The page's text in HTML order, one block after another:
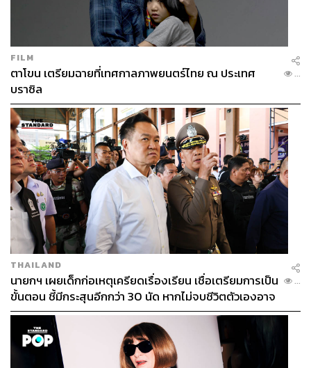
FILM
ตาโขน เตรียมฉายที่เทศกาลภาพยนตร์ไทย ณ ประเทศ
บราซิล
...
THAILAND
นายกฯ เผยเด็กก่อเหตุเครียดเรื่องเรียน เชื่อเตรียมการเป็น
ขั้นตอน ชี้มีกระสุนอีกกว่า 30 นัด หากไม่จบชีวิตตัวเองอาจ
สูญเสียเพิ่ม
...